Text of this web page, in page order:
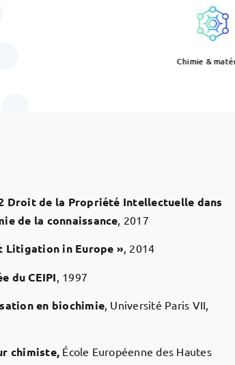
Chimie &
Droit de la Propriété Intellectuelle dans
de la connaissance , 2017
Litigation in Europe », 2014
du CEIPI , 1997
en biochimie, Université Paris VII,
chimiste, École Européenne des Hautes